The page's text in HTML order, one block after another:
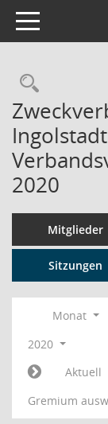
Toggle navigation
2020
Mitglieder
Sitzungen
Monat
2020
Aktuell
Gremium